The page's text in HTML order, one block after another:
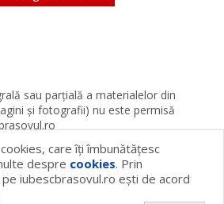
sau parţială a materialelor din
şi fotografii) nu este permisă
Contact Despre proiect
FAQ
care îţi îmbunătăţesc
despre cookies. Prin
iubescbrasovul.ro eşti de acord